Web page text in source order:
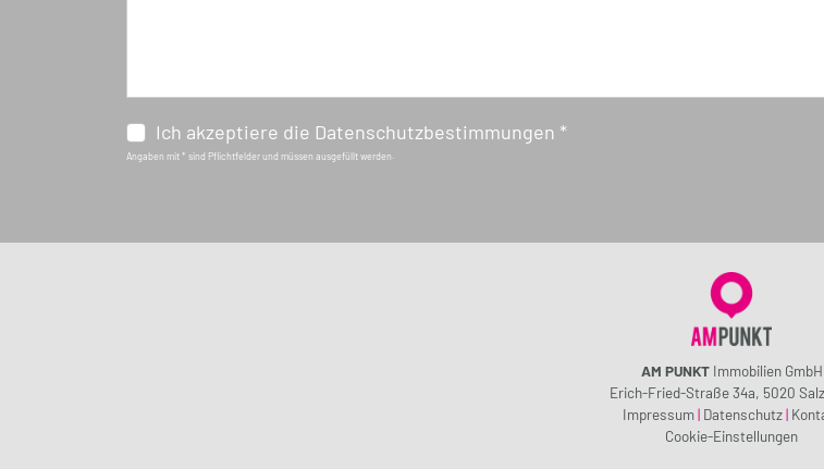
Ich akzeptiere die Datenschutzbestimmungen *
Angaben mit * sind Pflichtfelder und müssen ausgefüllt werden.
AM PUNKTImmobilien GmbH
Erich-Fried-Straße 34a, 5020
Impressum | Datenschutz |
Cookie-Einstellungen